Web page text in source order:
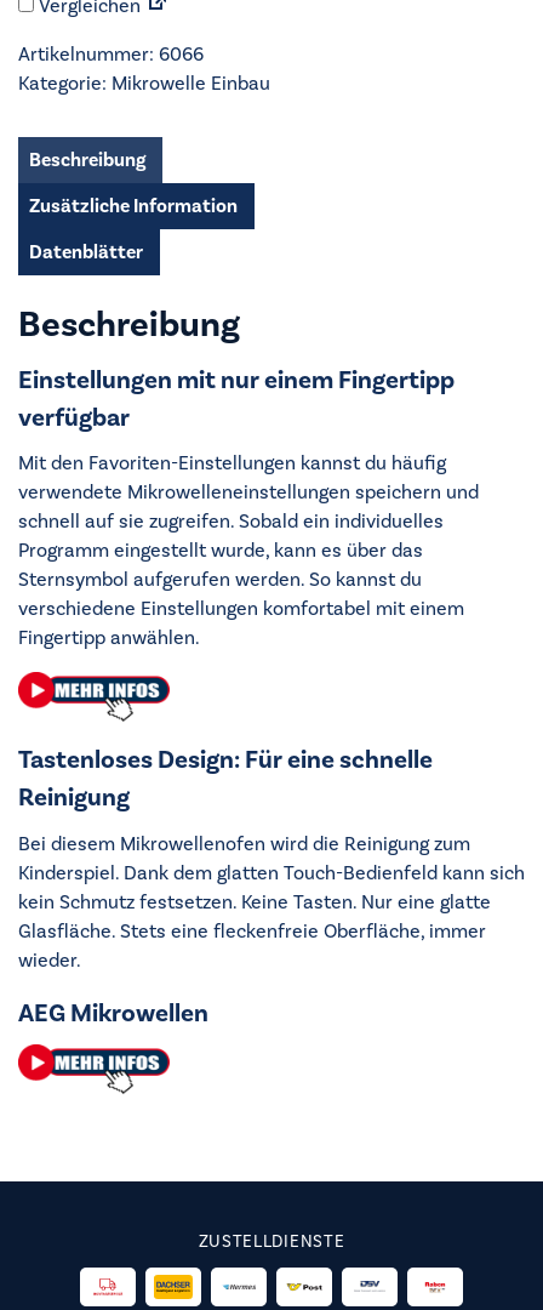
Einbau
NMS5G251EB
Menge
Vergleichen
Artikelnummer: 6066
Kategorie: Mikrowelle Einbau
Beschreibung
Zusätzliche Information
Datenblätter
Beschreibung
Einstellungen mit nur einem Fingertipp
verfügbar
Mit den Favoriten-Einstellungen kannst du häufig
verwendete Mikrowelleneinstellungen speichern und
schnell auf sie zugreifen. Sobald ein individuelles
Programm eingestellt wurde, kann es über das
Sternsymbol aufgerufen werden. So kannst du
verschiedene Einstellungen komfortabel mit einem
Fingertipp anwählen.
Tastenloses Design: Für eine schnelle
Reinigung
Bei diesem Mikrowellenofen wird die Reinigung zum
Kinderspiel. Dank dem glatten Touch-Bedienfeld kann sich
kein Schmutz festsetzen. Keine Tasten. Nur eine glatte
Glasfläche. Stets eine fleckenfreie Oberfläche, immer
wieder.
AEG Mikrowellen
ZUSTELLDIENSTE